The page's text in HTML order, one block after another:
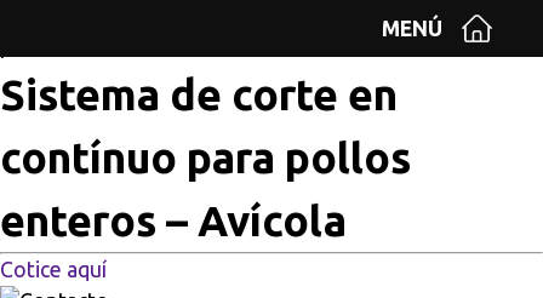
MENÚ
Sistema de corte en contínuo para
Sistema de corte en
contínuo para pollos
enteros – Avícola
Cotice aquí